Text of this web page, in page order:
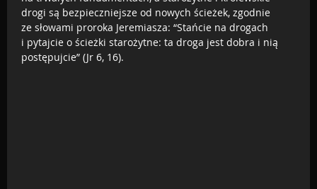
drogi są bezpieczniejsze od nowych ścieżek, zgodnie
ze słowami proroka Jeremiasza: “Stańcie na drogach
i pytajcie o ścieżki starożytne: ta droga jest dobra i nią
postępujcie” (Jr 6, 16).